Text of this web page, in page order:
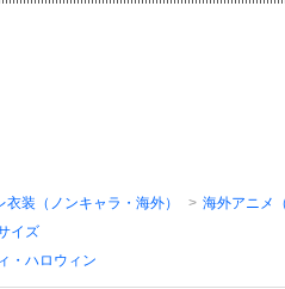
衣装（ノンキャラ・海外） > 海外アニメ
イズ
・ハロウィン